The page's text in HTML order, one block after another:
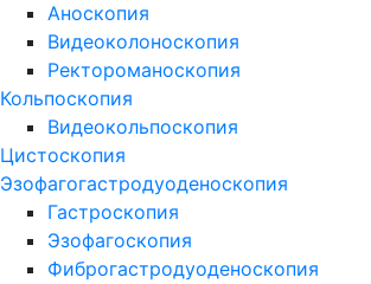
Аноскопия
Видеоколоноскопия
Ректороманоскопия
Кольпоскопия
Видеокольпоскопия
Цистоскопия
Эзофагогастродуоденоскопия
Гастроскопия
Эзофагоскопия
Фиброгастродуоденоскопия